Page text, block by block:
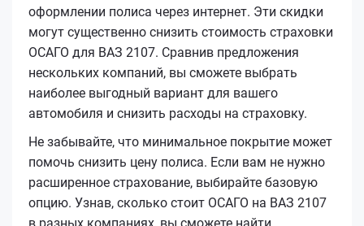
оформлении полиса через интернет. Эти скидки
могут существенно снизить стоимость страховки
ОСАГО для ВАЗ 2107. Сравнив предложения
нескольких компаний, вы сможете выбрать
наиболее выгодный вариант для вашего
автомобиля и снизить расходы на страховку.
Не забывайте, что минимальное покрытие может
помочь снизить цену полиса. Если вам не нужно
расширенное страхование, выбирайте базовую
опцию. Узнав, сколько стоит ОСАГО на ВАЗ 2107